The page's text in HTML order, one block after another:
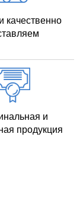
качественно
и
продукция